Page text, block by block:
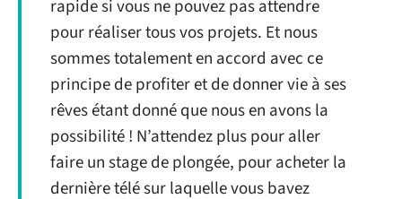
rapide si vous ne pouvez pas attendre
pour réaliser tous vos projets. Et nous
sommes totalement en accord avec ce
principe de profiter et de donner vie à ses
rêves étant donné que nous en avons la
possibilité ! N’attendez plus pour aller
faire un stage de plongée, pour acheter la
dernière télé sur laquelle vous bavez